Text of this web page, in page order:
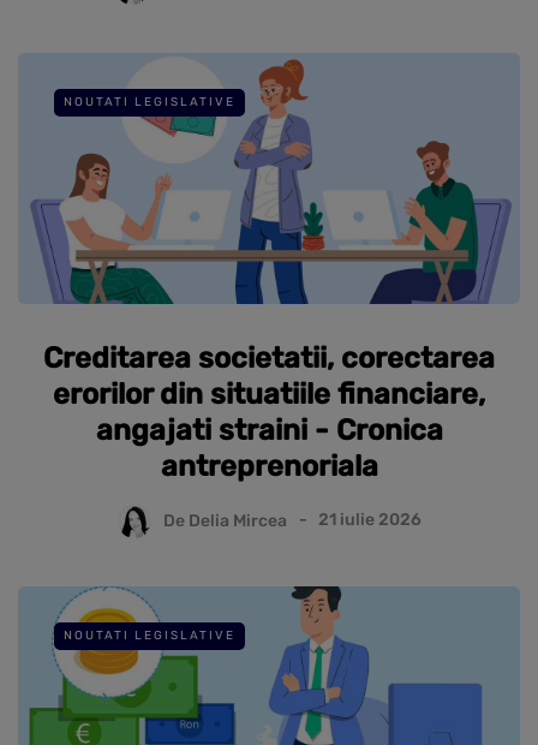
NOUTATI LEGISLATIVE
Creditarea societatii, corectarea
erorilor din situatiile financiare,
angajati straini - Cronica
antreprenoriala
De Delia Mircea 21 iulie 2026
NOUTATI LEGISLATIVE